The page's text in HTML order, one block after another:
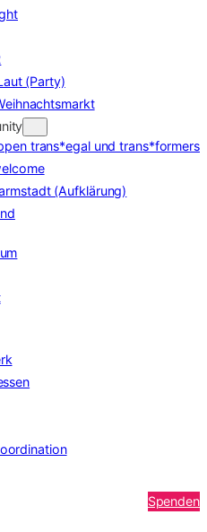
(Party)
trans*egal und trans*formers
(Aufklärung)
Spenden